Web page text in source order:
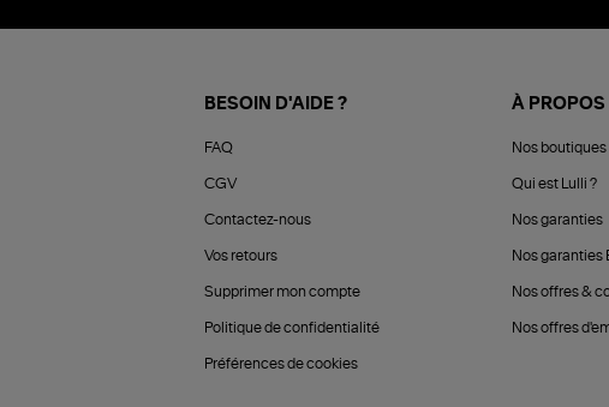
BESOIN D'AIDE ?
FAQ
CGV
Contactez-nous
Vos retours
Supprimer mon compte
Politique de confidentialité
Préférences de cookies
À PROPOS
Nos boutiques
Qui est Lulli ?
Nos garanties
Nos garanties
Nos offres &
Nos offres